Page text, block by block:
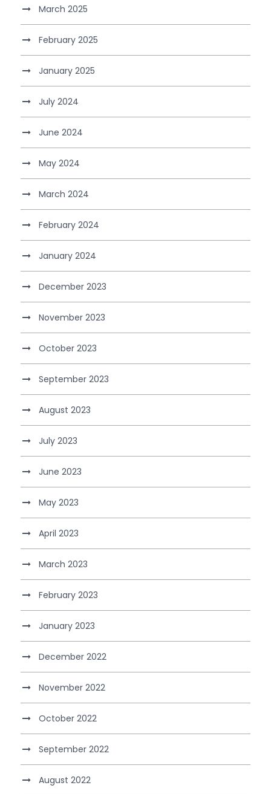
March 2025
February 2025
January 2025
July 2024
June 2024
May 2024
March 2024
February 2024
January 2024
December 2023
November 2023
October 2023
September 2023
August 2023
July 2023
June 2023
May 2023
April 2023
March 2023
February 2023
January 2023
December 2022
November 2022
October 2022
September 2022
August 2022